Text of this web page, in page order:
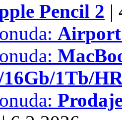
Pencil 2 |
Airport
16Gb/1Tb/